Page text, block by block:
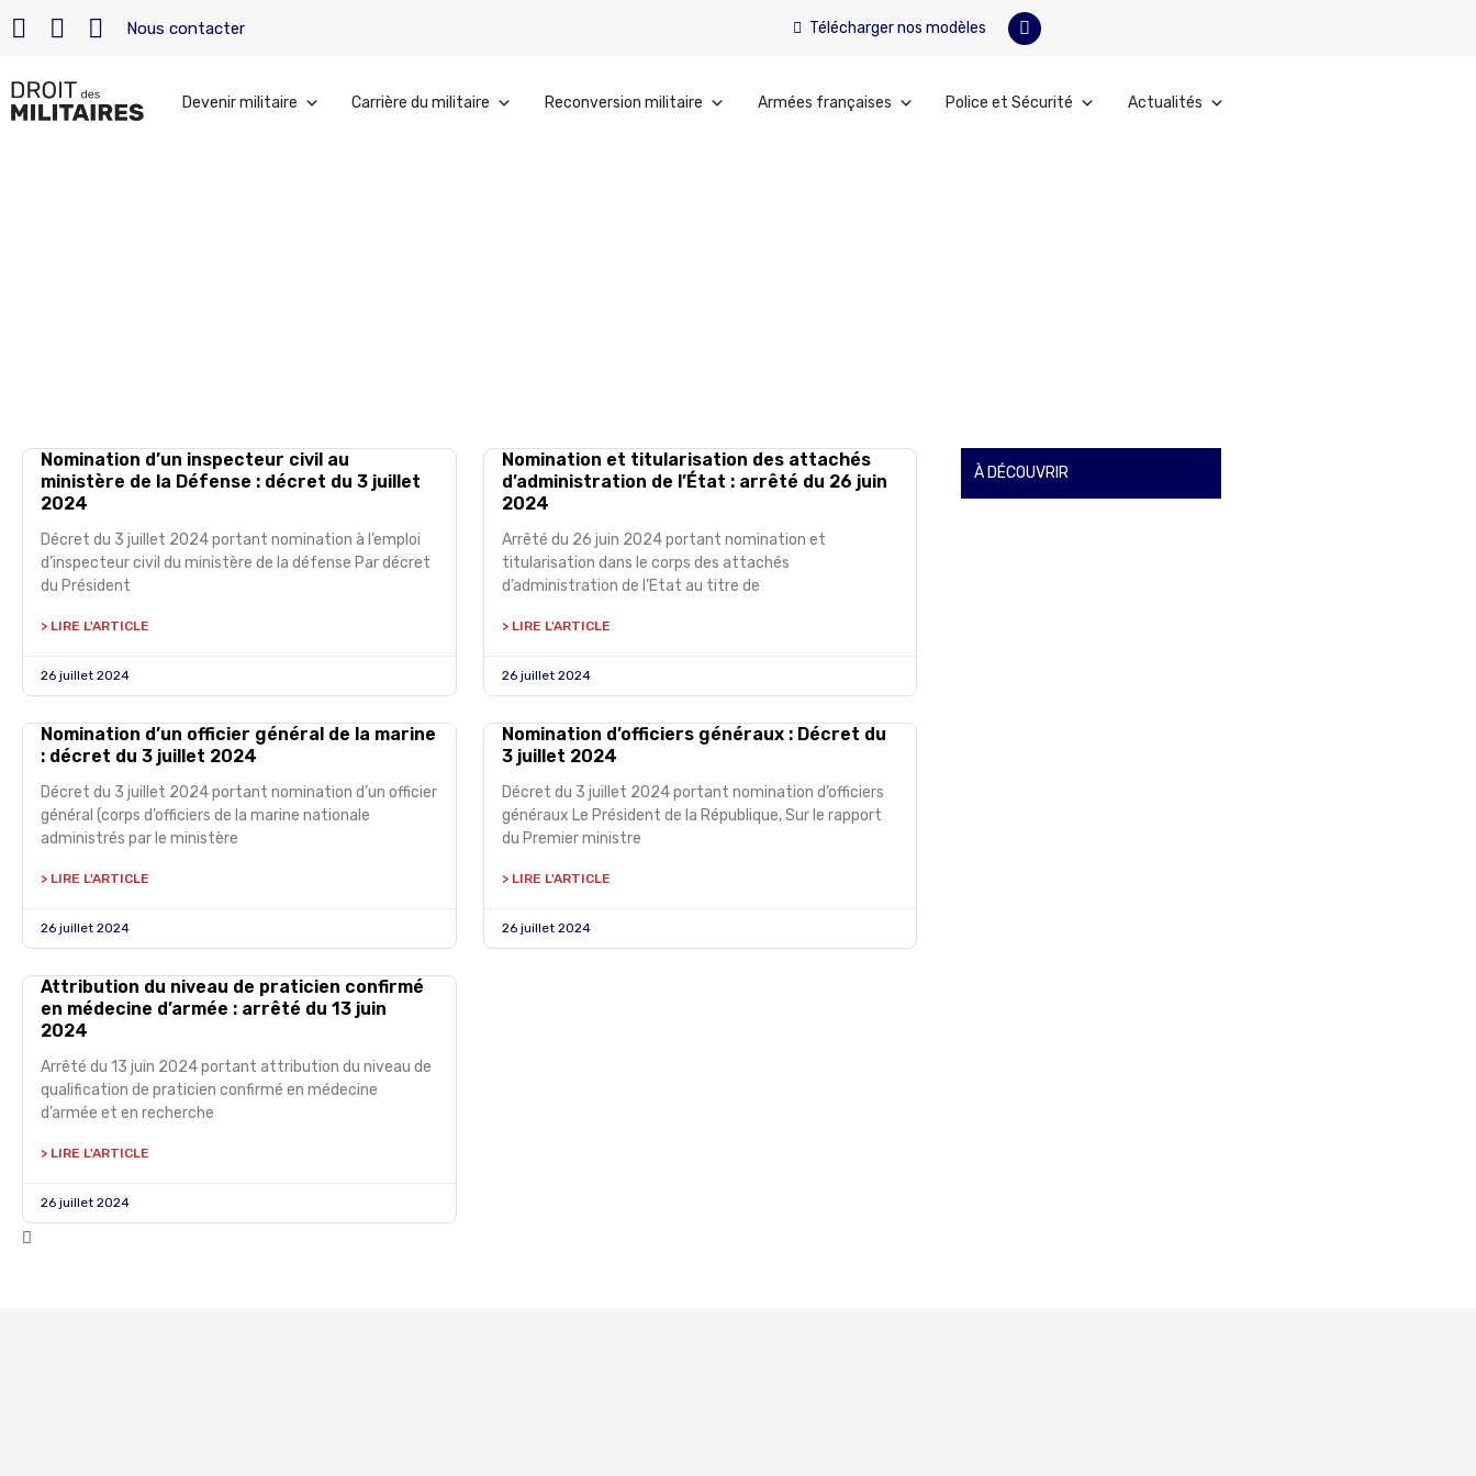
Nous contacter Télécharger nos modèles
Devenir militaire Carrière du militaire Reconversion militaire Armées françaises Police et Sécurité Actualités
Nomination d’un inspecteur civil au
ministère de la Défense : décret du 3 juillet
2024
Décret du 3 juillet 2024 portant nomination à l’emploi
d’inspecteur civil du ministère de la défense Par décret
du Président
> LIRE L'ARTICLE
26 juillet 2024
Nomination et titularisation des attachés
d’administration de l’État : arrêté du 26 juin
2024
Arrêté du 26 juin 2024 portant nomination et
titularisation dans le corps des attachés
d’administration de l’Etat au titre de
> LIRE L'ARTICLE
26 juillet 2024
Nomination d’un officier général de la marine
: décret du 3 juillet 2024
Décret du 3 juillet 2024 portant nomination d’un officier
général (corps d’officiers de la marine nationale
administrés par le ministère
> LIRE L'ARTICLE
26 juillet 2024
Nomination d’officiers généraux : Décret du
3 juillet 2024
Décret du 3 juillet 2024 portant nomination d’officiers
généraux Le Président de la République, Sur le rapport
du Premier ministre
> LIRE L'ARTICLE
26 juillet 2024
Attribution du niveau de praticien confirmé
en médecine d’armée : arrêté du 13 juin
2024
Arrêté du 13 juin 2024 portant attribution du niveau de
qualification de praticien confirmé en médecine
d’armée et en recherche
> LIRE L'ARTICLE
26 juillet 2024
À DÉCOUVRIR